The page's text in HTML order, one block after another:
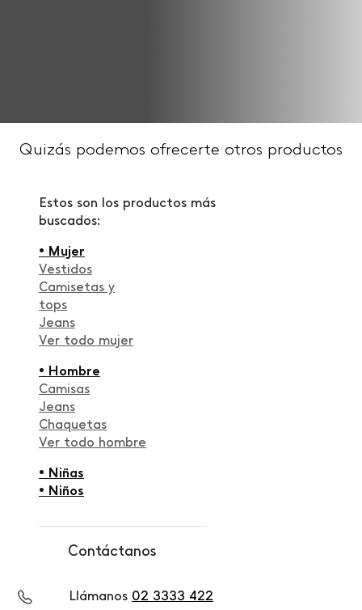
Quizás podemos ofrecerte otros productos
Estos son los productos más
buscados:
• Mujer
Vestidos
Camisetas y
tops
Jeans
Ver todo mujer
• Hombre
Camisas
Jeans
Chaquetas
Ver todo hombre
• Niñas
• Niños
Contáctanos
Llámanos 02 3333 422